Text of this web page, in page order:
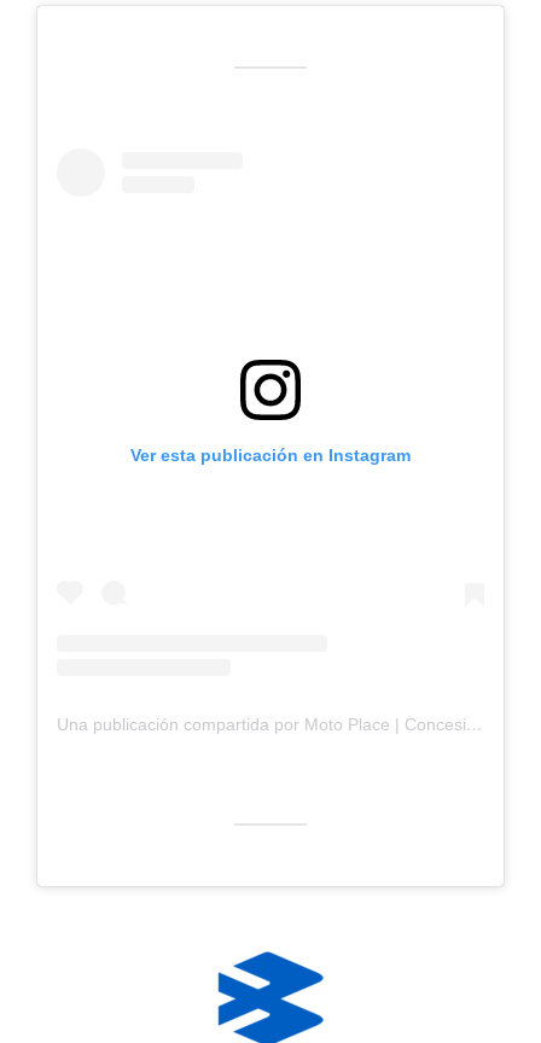
Ver esta publicación en Instagram
Una publicación compartida por Moto Place | Concesionario de motocicletas | Motos nuevas (@motoplace.ec)